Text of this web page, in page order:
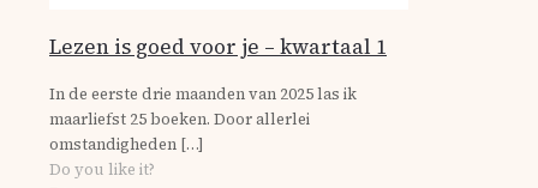
Lezen is goed voor je – kwartaal 1
In de eerste drie maanden van 2025 las ik
maarliefst 25 boeken. Door allerlei
omstandigheden […]
Do you like it?